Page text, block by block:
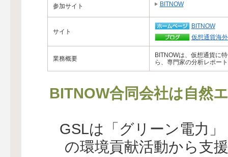
参加サイト BITNOW
サイト
BITNOW
仮想通貨海
業務概要
BITNOWは、仮想通貨に
ら、専門家の分析レポー
BITNOW合同会社は自然
GSLは「グリーン電力
の環境貢献活動から支